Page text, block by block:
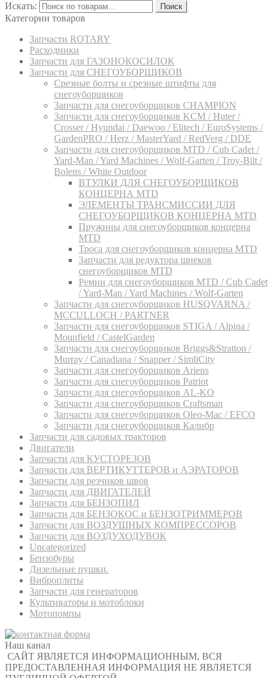
Искать: Поиск
Категории товаров
Запчасти ROTARY
Расходники
Запчасти для ГАЗОНОКОСИЛОК
Запчасти для СНЕГОУБОРЩИКОВ
Срезные болты и срезные штифты для
снегоуборщиков
Запчасти для снегоуборщиков CHAMPION
Запчасти для снегоуборщиков KCM / Huter /
Crosser / Hyundai / Daewoo / Elitech / EuroSystems /
GardenPRO / Herz / MasterYard / RedVerg / DDE
Запчасти для снегоуборщиков MTD / Cub Cadet /
Yard-Man / Yard Machines / Wolf-Garten / Troy-Bilt /
Bolens / White Outdoor
ВТУЛКИ ДЛЯ СНЕГОУБОРЩИКОВ
КОНЦЕРНА MTD
ЭЛЕМЕНТЫ ТРАНСМИССИИ ДЛЯ
СНЕГОУБОРЩИКОВ КОНЦЕРНА MTD
Пружины для снегоуборщиков концерна
MTD
Троса для снегоуборщиков концерна MTD
Запчасти для редуктора шнеков
снегоуборщиков MTD
Ремни для снегоуборщиков MTD / Cub Cadet
/ Yard-Man / Yard Machines / Wolf-Garten
Запчасти для снегоуборщиков HUSQVARNA /
MCCULLOCH / PARTNER
Запчасти для снегоуборщиков STIGA / Alpina /
Mounfield / CastelGarden
Запчасти для снегоуборщиков Briggs&Stratton /
Murray / Canadiana / Snapper / SimliCity
Запчасти для снегоуборщиков Ariens
Запчасти для снегоуборщиков Patriot
Запчасти для снегоуборщиков AL-KO
Запчасти для снегоуборщиков Craftsman
Запчасти для снегоуборщиков Oleo-Mac / EFCO
Запчасти для снегоуборщиков Калибр
Запчасти для садовых тракторов
Двигатели
Запчасти для КУСТОРЕЗОВ
Запчасти для ВЕРТИКУТТЕРОВ и АЭРАТОРОВ
Запчасти для резчиков швов
Запчасти для ДВИГАТЕЛЕЙ
Запчасти для БЕНЗОПИЛ
Запчасти для БЕНЗОКОС и БЕНЗОТРИММЕРОВ
Запчасти для ВОЗДУШНЫХ КОМПРЕССОРОВ
Запчасти для ВОЗДУХОДУВОК
Uncategorized
Бензобуры
Дизельные пушки.
Виброплиты
Запчасти для генераторов
Культиваторы и мотоблоки
Мотопомпы
Наш канал
САЙТ ЯВЛЯЕТСЯ ИНФОРМАЦИОННЫМ, ВСЯ
ПРЕДОСТАВЛЕННАЯ ИНФОРМАЦИЯ НЕ ЯВЛЯЕТСЯ